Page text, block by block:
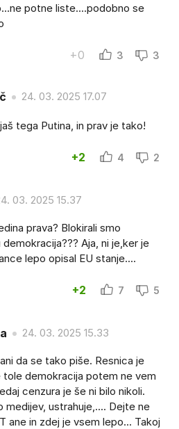
potne liste....podobno se
+0 3 3
24. 03. 2025 17.07
tega Putina, in prav je tako!
+2 4 2
03. 2025 15.37
prava? Blokirali smo
Aja, ni je,ker je
lepo opisal EU stanje....
+2 7 5
24. 03. 2025 15.33
da se tako piše. Resnica je
tole demokracija potem ne vem
cenzura je še ni bilo nikoli.
medijev, ustrahuje,.... Dejte ne
ane in zdej je vsem lepo... Takoj